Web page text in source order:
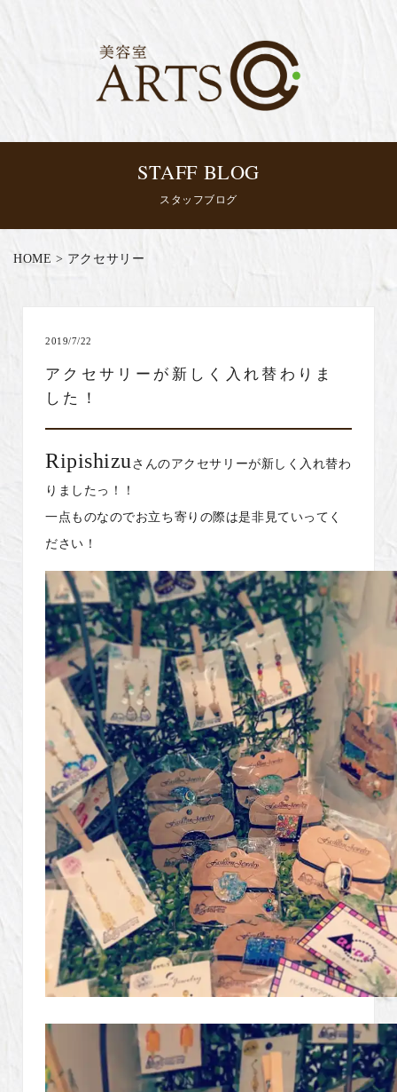
STAFF BLOG
スタッフブログ
HOME > アクセサリー
2019/7/22
アクセサリーが新しく入れ替わりま
した！
Ripishizu さんのアクセサリーが新しく入れ替わ
りましたっ！！
一点ものなのでお立ち寄りの際は是非見ていってく
ださい！